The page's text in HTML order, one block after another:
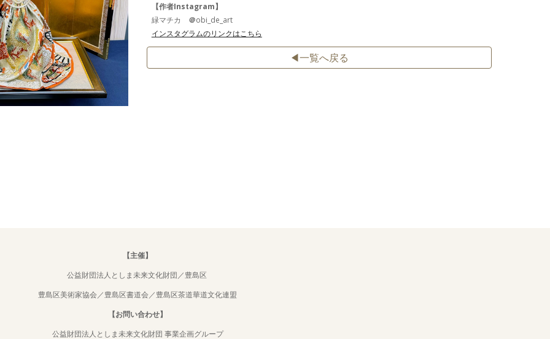
【作者Instagram】
緑マチカ
＠obi_de_art
インスタグラムのリンクはこちら
◀一覧へ戻る
【主催】
公益財団法人としま未来文化財団／豊島区
豊島区美術家協会／豊島区書道会／豊島区茶道華道文化連盟
【お問い合わせ】
公益財団法人としま未来文化財団 事業企画グループ